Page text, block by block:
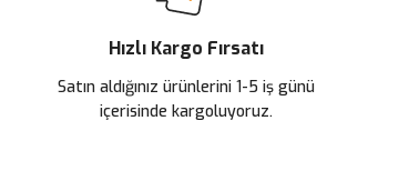
Ürün fiyatı diğer sitelerden daha pahalı.
Bu ürüne benzer farklı alternatifler olmalı.
Hızlı Kargo Fırsatı
Satın aldığınız ürünlerini 1-5 iş günü
içerisinde kargoluyoruz.